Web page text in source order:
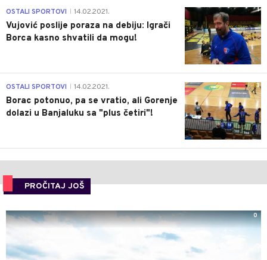
1
OSTALI SPORTOVI 14.02.2021.
Vujović poslije poraza na debiju: Igrači
Borca kasno shvatili da mogu!
3
OSTALI SPORTOVI 14.02.2021.
Borac potonuo, pa se vratio, ali Gorenje
dolazi u Banjaluku sa "plus četiri"!
PROČITAJ JOŠ
0